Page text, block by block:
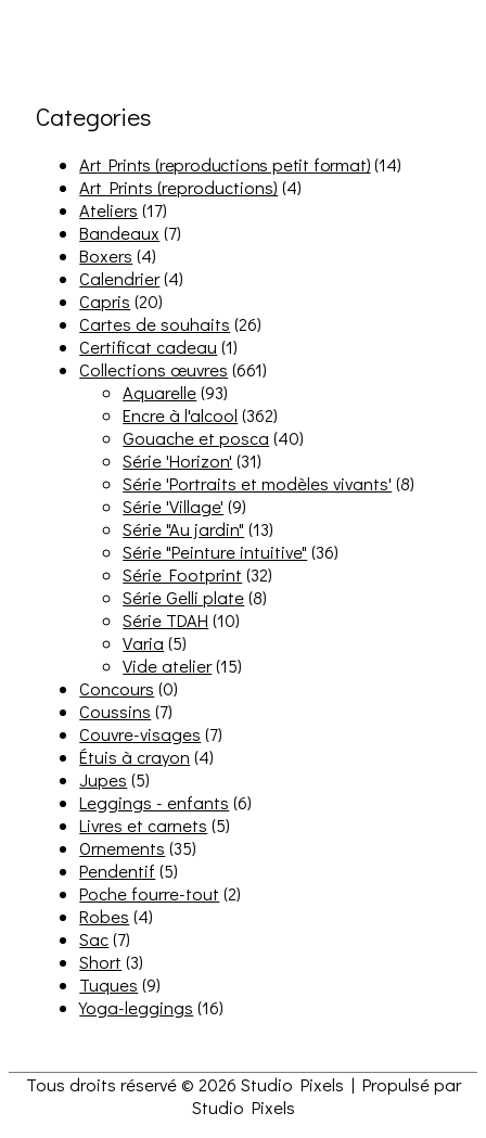
Categories
Art Prints (reproductions petit format) (14)
Art Prints (reproductions) (4)
Ateliers (17)
Bandeaux (7)
Boxers (4)
Calendrier(4)
Capris (20)
Cartes de souhaits (26)
Certificat cadeau (1)
Collections œuvres (661)
Aquarelle (93)
Encre à l'alcool (362)
Gouache et posca (40)
Série 'Horizon' (31)
Série 'Portraits et modèles vivants' (8)
Série 'Village' (9)
Série "Au jardin" (13)
Série "Peinture intuitive" (36)
Série Footprint (32)
Série Gelli plate (8)
Série TDAH (10)
Varia (5)
Vide atelier(15)
Concours (0)
Coussins (7)
Couvre-visages (7)
Étuis à crayon (4)
Jupes (5)
Leggings - enfants (6)
Livres et carnets (5)
Ornements (35)
Pendentif (5)
Poche fourre-tout (2)
Robes (4)
Sac (7)
Short (3)
Tuques (9)
Yoga-leggings (16)
Tous droits réservé © 2026 Studio Pixels | Propulsé par
Studio Pixels